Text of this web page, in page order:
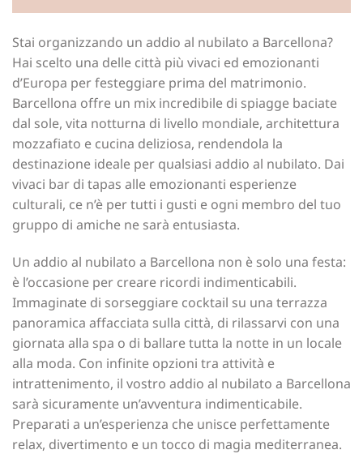
Stai organizzando un addio al nubilato a Barcellona?
Hai scelto una delle città più vivaci ed emozionanti
d’Europa per festeggiare prima del matrimonio.
Barcellona offre un mix incredibile di spiagge baciate
dal sole, vita notturna di livello mondiale, architettura
mozzafiato e cucina deliziosa, rendendola la
destinazione ideale per qualsiasi addio al nubilato. Dai
vivaci bar di tapas alle emozionanti esperienze
culturali, ce n’è per tutti i gusti e ogni membro del tuo
gruppo di amiche ne sarà entusiasta.
Un addio al nubilato a Barcellona non è solo una festa:
è l’occasione per creare ricordi indimenticabili.
Immaginate di sorseggiare cocktail su una terrazza
panoramica affacciata sulla città, di rilassarvi con una
giornata alla spa o di ballare tutta la notte in un locale
alla moda. Con infinite opzioni tra attività e
intrattenimento, il vostro addio al nubilato a Barcellona
sarà sicuramente un’avventura indimenticabile.
Preparati a un’esperienza che unisce perfettamente
relax, divertimento e un tocco di magia mediterranea.